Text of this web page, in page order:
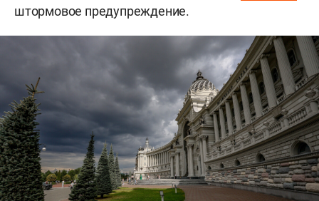
штормовое предупреждение.